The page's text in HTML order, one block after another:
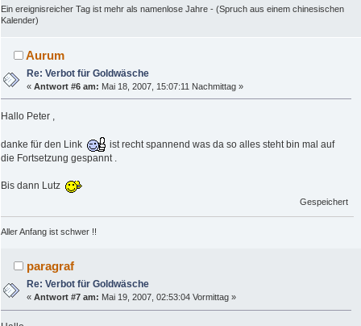
Ein ereignisreicher Tag ist mehr als namenlose Jahre - (Spruch aus einem chinesischen
Kalender)
Aurum
Re: Verbot für Goldwäsche
«Antwort #6 am: Mai 18, 2007, 15:07:11 Nachmittag »
Hallo Peter ,
danke für den Link
ist recht spannend was da so alles steht bin mal auf
die Fortsetzung gespannt .
Bis dann Lutz
Gespeichert
Aller Anfang ist schwer !!
paragraf
Re: Verbot für Goldwäsche
«Antwort #7 am: Mai 19, 2007, 02:53:04 Vormittag »